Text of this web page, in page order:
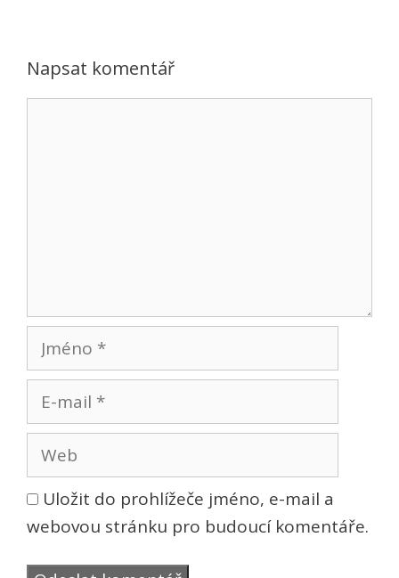
Napsat komentář
Jméno
mail
Web
Uložit do prohlížeče jméno, e-mail a
webovou stránku pro budoucí komentáře.